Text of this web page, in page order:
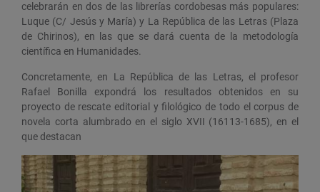
celebrarán en dos de las librerías cordobesas más populares:
Luque (C/ Jesús y María) y La República de las Letras (Plaza
de Chirinos), en las que se dará cuenta de la metodología
científica en Humanidades.
Concretamente, en La República de las Letras, el profesor
Rafael Bonilla expondrá los resultados obtenidos en su
proyecto de rescate editorial y filológico de todo el corpus de
novela corta alumbrado en el siglo XVII (16113-1685), en el
que destacan